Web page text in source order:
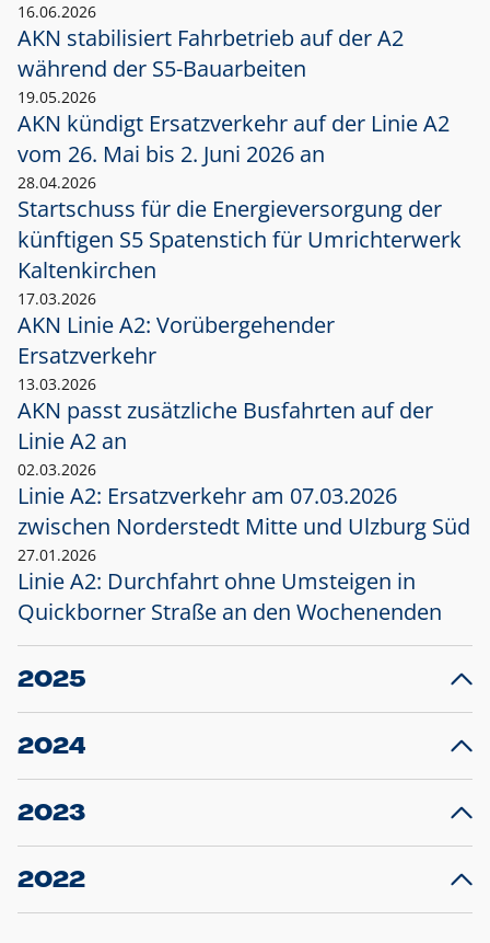
16.06.2026
AKN stabilisiert Fahrbetrieb auf der A2
während der S5-Bauarbeiten
19.05.2026
AKN kündigt Ersatzverkehr auf der Linie A2
vom 26. Mai bis 2. Juni 2026 an
28.04.2026
Startschuss für die Energieversorgung der
künftigen S5 Spatenstich für Umrichterwerk
Kaltenkirchen
17.03.2026
AKN Linie A2: Vorübergehender
Ersatzverkehr
13.03.2026
AKN passt zusätzliche Busfahrten auf der
Linie A2 an
02.03.2026
Linie A2: Ersatzverkehr am 07.03.2026
zwischen Norderstedt Mitte und Ulzburg Süd
27.01.2026
Linie A2: Durchfahrt ohne Umsteigen in
Quickborner Straße an den Wochenenden
2025
23.12.2025
Projekt S5: Start der Bauarbeiten am
2024
10.12.2024
Großprojekt S5: Sperrung der Bahnstraße in
2023
20.12.2023
Schleswig-Holstein verlängert den
2022
22.12.2022